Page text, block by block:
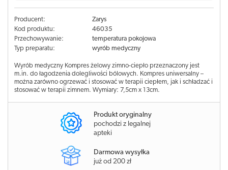
Producent:
Zarys
Kod produktu:
46035
Przechowywanie:
temperatura pokojowa
Typ preparatu:
wyrób medyczny
Wyrób medyczny Kompres żelowy zimno-ciepło przeznaczony jest
m.in. do łagodzenia dolegliwości bólowych. Kompres uniwersalny –
można zarówno ogrzewać i stosować w terapii ciepłem, jak i schładzać i
stosować w terapii zimnem. Wymiary: 7,5cm x 13cm.
Produkt oryginalny
pochodzi z legalnej
apteki
Darmowa wysyłka
już od 200 zł